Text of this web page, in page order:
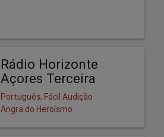
Rádio Horizonte
Açores Terceira
Português, Fácil Audição
Angra do Heroísmo